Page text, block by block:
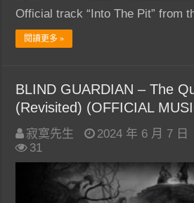
Official track “Into The Pit” from
閱讀更多 »
BLIND GUARDIAN – The
(Revisited) (OFFICIAL
寂寞先生 2024 年 6 月 7 日
31